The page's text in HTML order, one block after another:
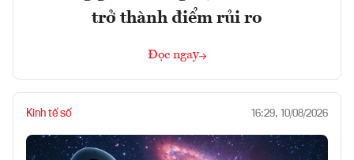
trở thành điểm rủi ro
Đọc ngay
Kinh tế số 16:29, 10/08/2026